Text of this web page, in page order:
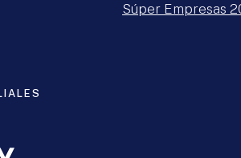
Súper Empresas